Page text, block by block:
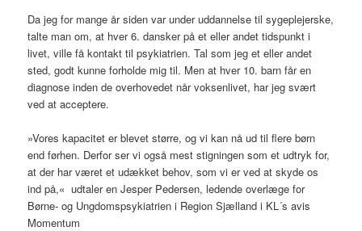
Da jeg for mange år siden var under uddannelse til sygeplejerske,
talte man om, at hver 6. dansker på et eller andet tidspunkt i
livet, ville få kontakt til psykiatrien. Tal som jeg et eller andet
sted, godt kunne forholde mig til. Men at hver 10. barn får en
diagnose inden de overhovedet når voksenlivet, har jeg svært
ved at acceptere.
»Vores kapacitet er blevet større, og vi kan nå ud til flere børn
end førhen. Derfor ser vi også mest stigningen som et udtryk for,
at der har været et udækket behov, som vi er ved at skyde os
ind på,« udtaler en Jesper Pedersen, ledende overlæge for
Børne- og Ungdomspsykiatrien i Region Sjælland i KL´s avis
Momentum